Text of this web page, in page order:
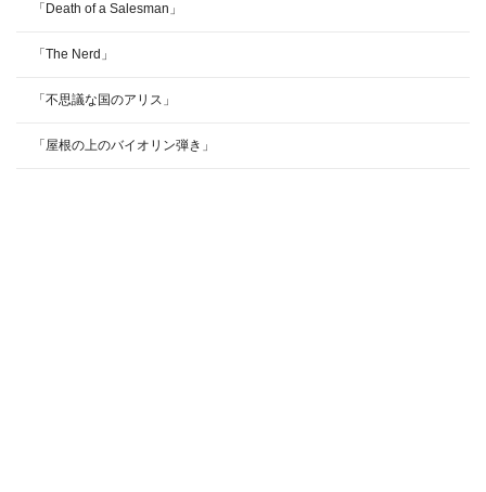
「Death of a Salesman」
「The Nerd」
「不思議な国のアリス」
「屋根の上のバイオリン弾き」